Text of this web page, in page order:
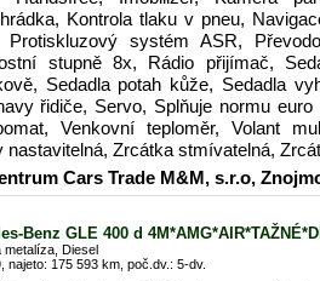
Kontrola tlaku v pneu,
Protiskluzový systém ASR,
stupně 8x, Rádio přijímač,
Sedadla potah kůže, Sedadla
řidiče, Servo, Splňuje normu
Venkovní teploměr, Volant
nastavitelná, Zrcátka stmívatelná,
Cars Trade M&M, s.r.o,
Benz GLE 400 d
metalíza, Diesel
najeto: 175 593 km, poč.dv.: 5-dv.